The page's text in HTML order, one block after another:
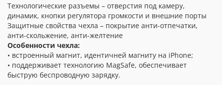
Технологические разъемы – отверстия под камеру,
динамик, кнопки регулятора громкости и внешние порты
Защитные свойства чехла – покрытие анти-отпечатки,
анти-скольжение, анти-желтение
Особенности чехла:
• встроенный магнит, идентичней магниту на iPhone;
• поддерживает технологию MagSafe, обеспечивает
быструю беспроводную зарядку.